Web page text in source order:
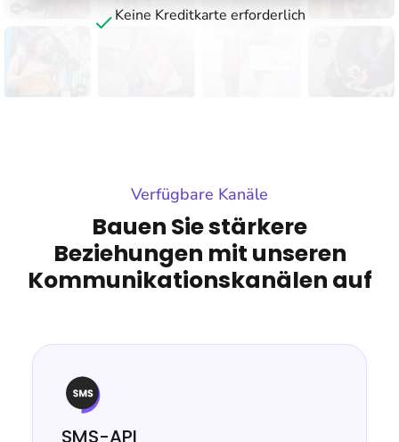
Keine Kreditkarte erforderlich
Verfügbare Kanäle
Bauen Sie stärkere
Beziehungen mit unseren
Kommunikationskanälen auf
SMS-API